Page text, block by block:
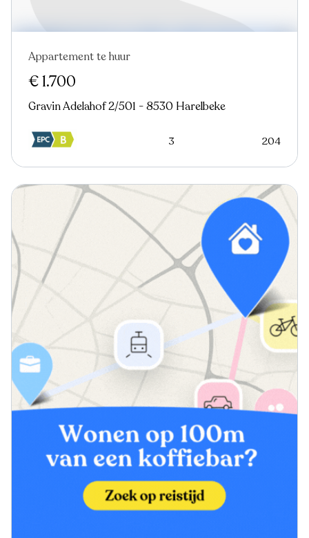
Nieuw
Appartement te huur
€ 1.700
Gravin Adelahof 2/501 - 8530 Harelbeke
3 204